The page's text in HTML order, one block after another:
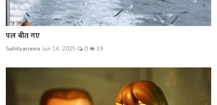
पल बीत गए
Sahityanama Jun 14, 2025 0 19